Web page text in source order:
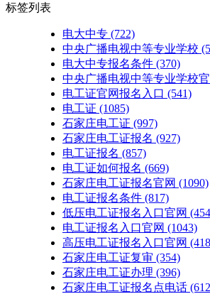
标签列表
电大中专 (722)
中央广播电视中等专业学校
电大中专报名条件 (370)
中央广播电视中等专业学校
电工证官网报名入口 (541)
电工证 (1085)
石家庄电工证 (997)
石家庄电工证报名 (927)
电工证报名 (857)
电工证如何报名 (669)
石家庄电工证报名官网 (1090)
电工证报名条件 (817)
低压电工证报名入口官网
电工证报名入口官网 (1043)
高压电工证报名入口官网
石家庄电工证复审 (354)
石家庄电工证办理 (396)
石家庄电工证报名点电话